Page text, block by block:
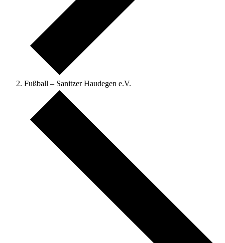
Fußball – Sanitzer Haudegen e.V.